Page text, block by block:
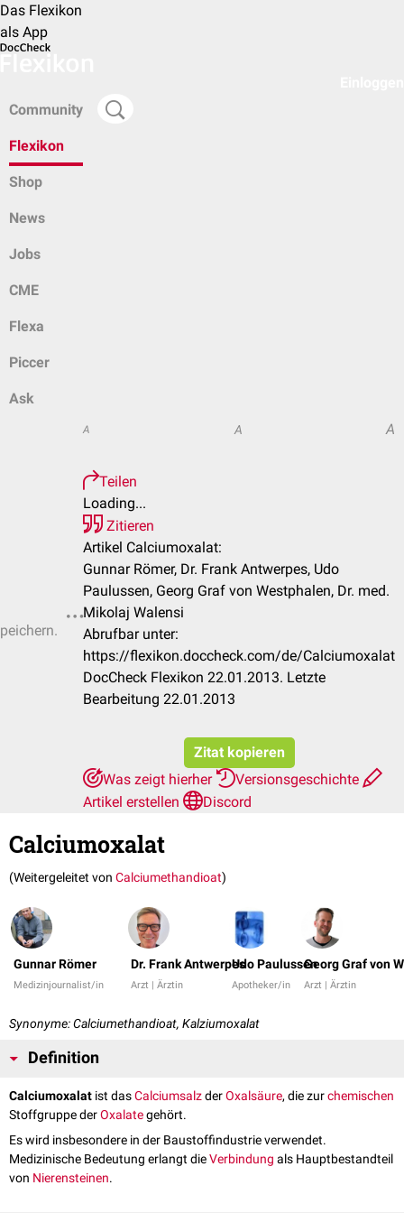
Das Flexikon
als App
Community
Flexikon
Shop
News
Jobs
CME
Flexa
Piccer
Ask
A A A
Teilen
Loading...
Zitieren
Artikel Calciumoxalat:
Gunnar Römer, Dr. Frank Antwerpes, Udo
Paulussen, Georg Graf von Westphalen, Dr. med.
Mikolaj Walensi
Abrufbar unter:
https://flexikon.doccheck.com/de/Calciumoxalat
DocCheck Flexikon 22.01.2013. Letzte
Bearbeitung 22.01.2013
Zitat kopieren
Was zeigt hierher
Versionsgeschichte
Artikel erstellen
Discord
Calciumoxalat
(Weitergeleitet von Calciumethandioat)
Gunnar Römer
Medizinjournalist/in
Dr. Frank Antwerpes
Arzt | Ärztin
Udo Paulussen
Apotheker/in
Georg Graf von
Arzt | Ärztin
Synonyme: Calciumethandioat, Kalziumoxalat
Definition
Calciumoxalat ist dasCalciumsalzderOxalsäure, die zurchemischen
Stoffgruppe derOxalategehört.
Es wird insbesondere in der Baustoffindustrie verwendet.
Medizinische Bedeutung erlangt dieVerbindung als Hauptbestandteil
von Nierensteinen.